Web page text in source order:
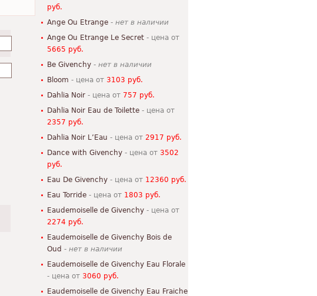
руб.
Ange Ou Etrange - нет в наличии
Ange Ou Etrange Le Secret - цена от
5665 руб.
Be Givenchy - нет в наличии
Bloom - цена от 3103 руб.
Dahlia Noir - цена от 757 руб.
Dahlia Noir Eau de Toilette - цена от
2357 руб.
Dahlia Noir L’Eau - цена от 2917 руб.
Dance with Givenchy - цена от 3502
руб.
Eau De Givenchy - цена от 12360 руб.
Eau Torride - цена от 1803 руб.
Eaudemoiselle de Givenchy - цена от
2274 руб.
Eaudemoiselle de Givenchy Bois de
Oud - нет в наличии
Eaudemoiselle de Givenchy Eau Florale
- цена от 3060 руб.
Eaudemoiselle de Givenchy Eau Fraiche